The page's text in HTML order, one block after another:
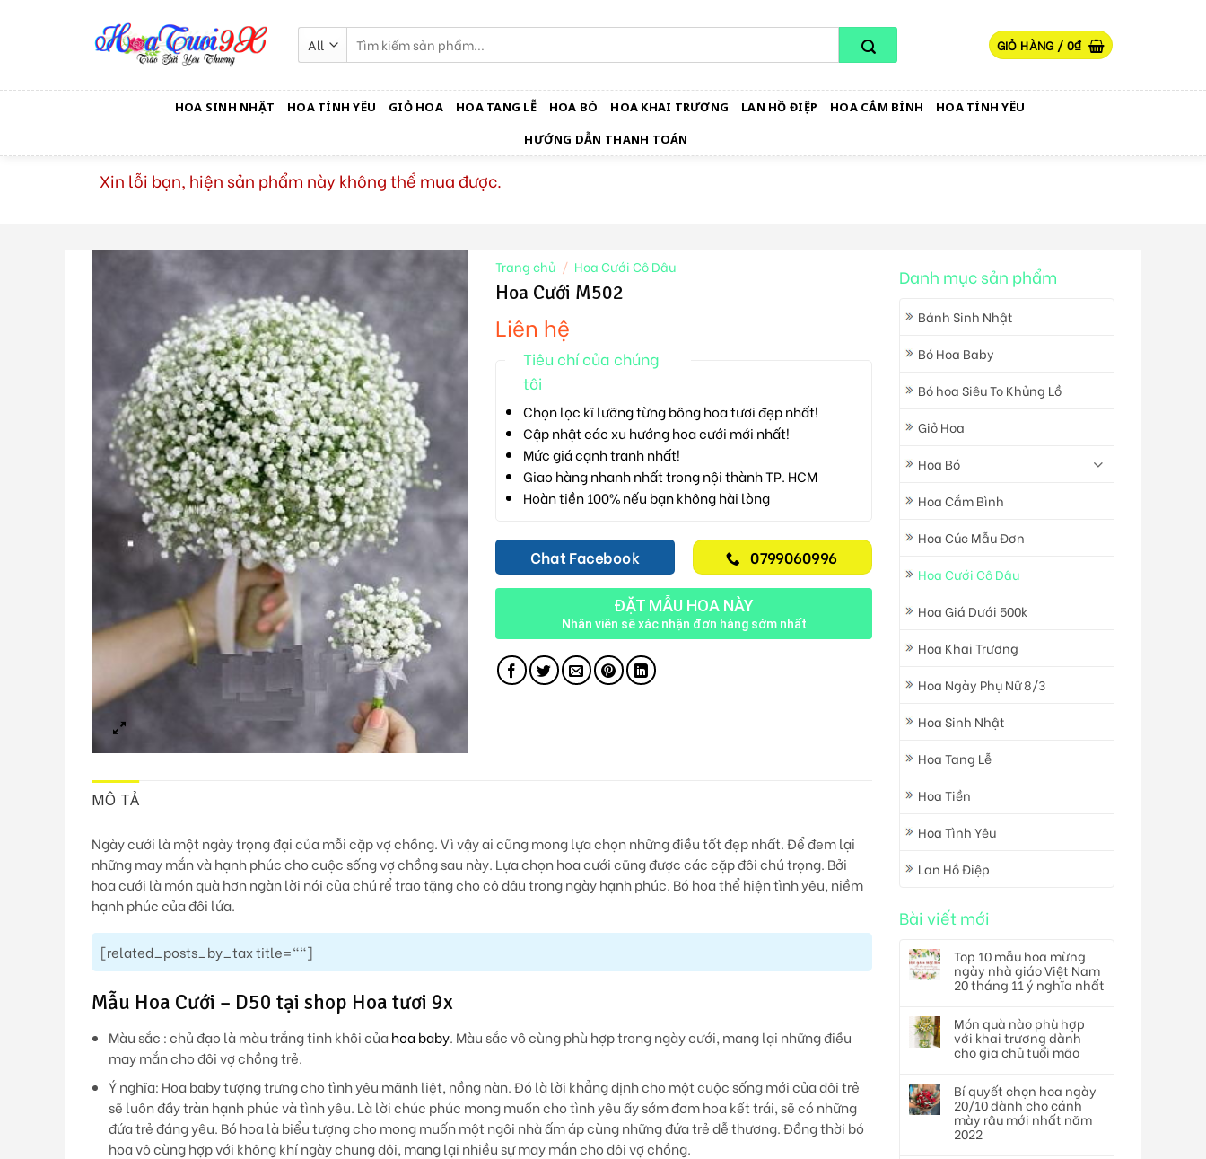
kiếm:
GIỎ HÀNG / 0₫
HOA SINH NHẬT HOA TÌNH YÊU GIỎ HOA HOA TANG LỄ HOA BÓ HOA KHAI TRƯƠNG LAN HỒ ĐIỆP HOA CẮM BÌNH
HOA TÌNH YÊU
HƯỚNG DẪN THANH TOÁN
Xin lỗi bạn, hiện sản phẩm này không thể mua được.
Danh mục sản phẩm
Bánh Sinh Nhật
Bó Hoa Baby
Bó hoa Siêu To Khủng Lồ
Giỏ Hoa
Hoa Bó
Hoa Cắm Bình
Hoa Cúc Mẫu Đơn
Hoa Cưới Cô Dâu
Hoa Giá Dưới 500k
Hoa Khai Trương
Hoa Ngày Phụ Nữ 8/3
Hoa Sinh Nhật
Hoa Tang Lễ
Hoa Tiền
Hoa Tình Yêu
Lan Hồ Điệp
Bài viết mới
Top 10 mẫu hoa mừng
ngày nhà giáo Việt Nam
20 tháng 11 ý nghĩa nhất
Món quà nào phù hợp
với khai trương dành
cho gia chủ tuổi mão
Bí quyết chọn hoa ngày
20/10 dành cho cánh
mày râu mới nhất năm
2022
Trang chủ / Hoa Cưới Cô Dâu
Hoa Cưới M502
Liên hệ
Tiêu chí của chúng
tôi
Chọn lọc kĩ lưỡng từng bông hoa tươi đẹp nhất!
Cập nhật các xu hướng hoa cưới mới nhất!
Mức giá cạnh tranh nhất!
Giao hàng nhanh nhất trong nội thành TP. HCM
Hoàn tiền 100% nếu bạn không hài lòng
Chat Facebook 0799060996
ĐẶT MẪU HOA NÀY
Nhân viên sẽ xác nhận đơn hàng sớm nhất
MÔ TẢ
Ngày cưới là một ngày trọng đại của mỗi cặp vợ chồng. Vì vậy ai cũng mong lựa chọn những điều tốt đẹp nhất. Để đem lại
những may mắn và hạnh phúc cho cuộc sống vợ chồng sau này. Lựa chọn hoa cưới cũng được các cặp đôi chú trọng. Bởi
hoa cưới là món quà hơn ngàn lời nói của chú rể trao tặng cho cô dâu trong ngày hạnh phúc. Bó hoa thể hiện tình yêu, niềm
hạnh phúc của đôi lứa.
[related_posts_by_tax title=""]
Mẫu Hoa Cưới – D50 tại shop Hoa tươi 9x
Màu sắc : chủ đạo là màu trắng tinh khôi củahoa baby. Màu sắc vô cùng phù hợp trong ngày cưới, mang lại những điều
may mắn cho đôi vợ chồng trẻ.
Ý nghĩa: Hoa baby tượng trưng cho tình yêu mãnh liệt, nồng nàn. Đó là lời khẳng định cho một cuộc sống mới của đôi trẻ
sẽ luôn đầy tràn hạnh phúc và tình yêu. Là lời chúc phúc mong muốn cho tình yêu ấy sớm đơm hoa kết trái, sẽ có những
đứa trẻ đáng yêu. Bó hoa là biểu tượng cho mong muốn một ngôi nhà ấm áp cùng những đứa trẻ dễ thương. Đồng thời bó
hoa vô cùng hợp với không khí ngày chung đôi, mang lại nhiều sự may mắn cho đôi vợ chồng.